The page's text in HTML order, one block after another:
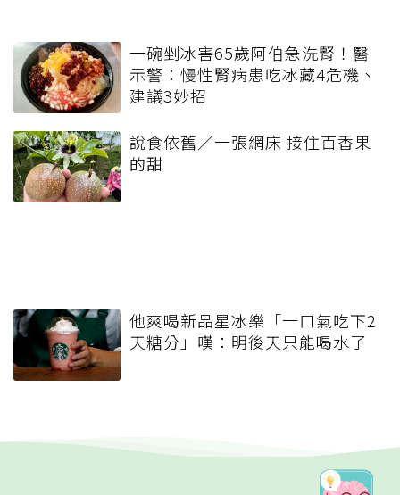
一碗剉冰害65歲阿伯急洗腎！醫
示警：慢性腎病患吃冰藏4危機、
建議3妙招
說食依舊／一張網床 接住百香果
的甜
他爽喝新品星冰樂「一口氣吃下2
天糖分」嘆：明後天只能喝水了